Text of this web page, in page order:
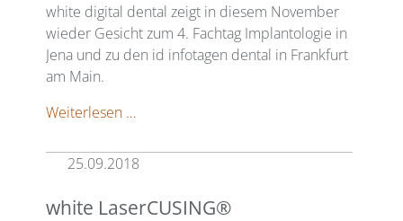
white digital dental zeigt in diesem November
wieder Gesicht zum 4. Fachtag Implantologie in
Jena und zu den id infotagen dental in Frankfurt
am Main.
Weiterlesen …
25.09.2018
white LaserCUSING®